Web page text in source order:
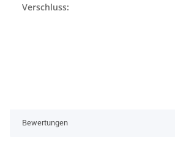
Verschluss:
Bewertungen